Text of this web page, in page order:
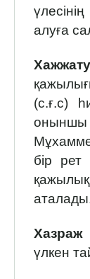
алуға
(с.ғ.с)
бір
Хазраж
үлкен